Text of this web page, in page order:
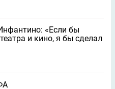
«Если бы
и кино, я бы сделал